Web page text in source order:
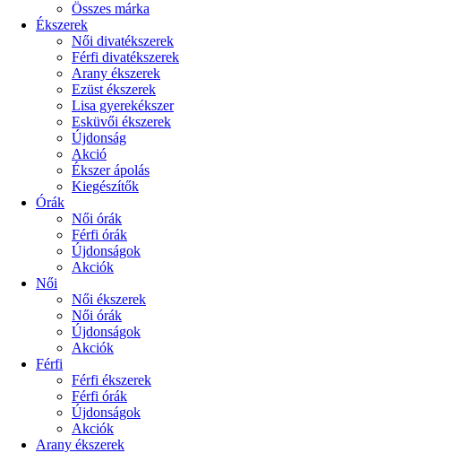
Összes márka
Ékszerek
Női divatékszerek
Férfi divatékszerek
Arany ékszerek
Ezüst ékszerek
Lisa gyerekékszer
Esküvői ékszerek
Újdonság
Akció
Ékszer ápolás
Kiegészítők
Órák
Női órák
Férfi órák
Újdonságok
Akciók
Női
Női ékszerek
Női órák
Újdonságok
Akciók
Férfi
Férfi ékszerek
Férfi órák
Újdonságok
Akciók
Arany ékszerek